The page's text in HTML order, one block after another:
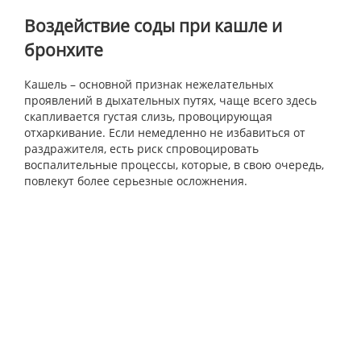
Воздействие соды при кашле и
бронхите
Кашель – основной признак нежелательных
проявлений в дыхательных путях, чаще всего здесь
скапливается густая слизь, провоцирующая
отхаркивание. Если немедленно не избавиться от
раздражителя, есть риск спровоцировать
воспалительные процессы, которые, в свою очередь,
повлекут более серьезные осложнения.